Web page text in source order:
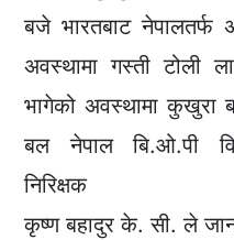
बजे भारतबाट नेपालतर्फ
अवस्थामा गस्ती टोली
भागेको अवस्थामा कुखुरा
बल नेपाल बि.ओ.पी
निरिक्षक
कृष्ण बहादुर के. सी. ले